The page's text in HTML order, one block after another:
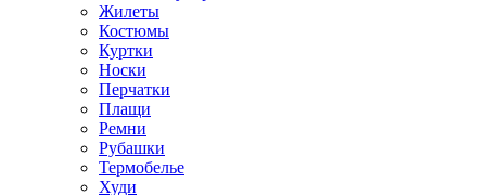
Жилеты
Костюмы
Куртки
Носки
Перчатки
Плащи
Ремни
Рубашки
Термобелье
Худи